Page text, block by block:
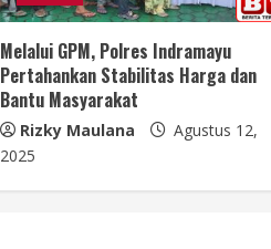
Melalui GPM, Polres Indramayu
Pertahankan Stabilitas Harga dan
Bantu Masyarakat
Rizky Maulana
Agustus 12,
2025